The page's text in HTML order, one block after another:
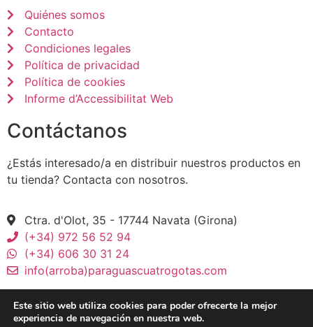
Quiénes somos
Contacto
Condiciones legales
Política de privacidad
Política de cookies
Informe d’Accessibilitat Web
Contáctanos
¿Estás interesado/a en distribuir nuestros productos en
tu tienda? Contacta con nosotros.
Ctra. d'Olot, 35 - 17744 Navata (Girona)
(+34) 972 56 52 94
(+34) 606 30 31 24
info(arroba)paraguascuatrogotas.com
Este sitio web utiliza cookies para poder ofrecerte la mejor
experiencia de navegación en nuestra web.